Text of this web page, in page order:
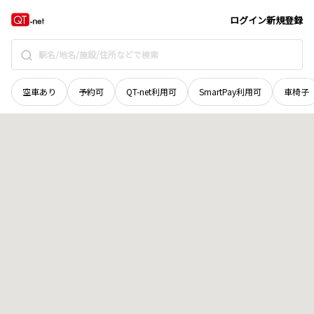
ログイン新規登録
空車あり 予約可 QT-net利用可 SmartPay利用可 車椅子
北海道